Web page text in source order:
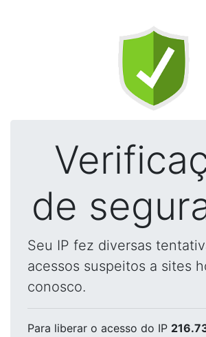
de
Seu IP fez diversas
acessos suspeitos a sites
conosco.
Para liberar o acesso do IP